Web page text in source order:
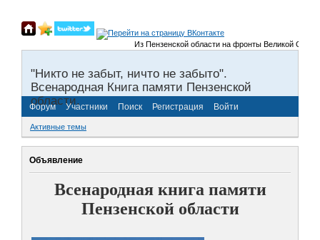
Из Пензенской области на фронты Великой
"Никто не забыт, ничто не забыто".
Всенародная Книга памяти Пензенской
области.
Форум Участники Поиск Регистрация Войти
Активные темы
Объявление
Всенародная книга памяти
Пензенской области